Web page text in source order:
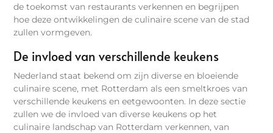
de toekomst van restaurants verkennen en begrijpen
hoe deze ontwikkelingen de culinaire scene van de stad
zullen vormgeven.
De invloed van verschillende keukens
Nederland staat bekend om zijn diverse en bloeiende
culinaire scene, met Rotterdam als een smeltkroes van
verschillende keukens en eetgewoonten. In deze sectie
zullen we de invloed van diverse keukens op het
culinaire landschap van Rotterdam verkennen, van